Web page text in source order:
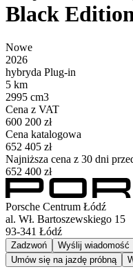
Black
Nowe
2026
hybryda Plug-in
5 km
2995 cm3
Cena z VAT
600 200 zł
Cena katalogowa
652 405 zł
Najniższa cena z 30 dni
652 400 zł
Porsche Centrum Łódź
al. Wł. Bartoszewskiego 15
93-341 Łódź
Zadzwoń
Wyślij wiadomość
Umów się na jazdę próbną